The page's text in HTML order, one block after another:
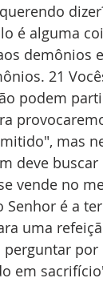
é alguma
demônios
21
podem
mas
deve
vende no
Senhor é a
uma
em